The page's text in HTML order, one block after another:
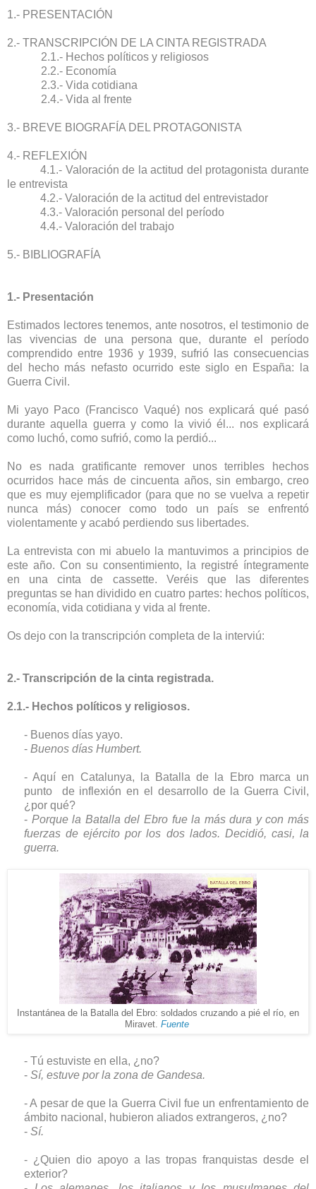
1.- PRESENTACIÓN
2.- TRANSCRIPCIÓN DE LA CINTA REGISTRADA
2.1.- Hechos políticos y religiosos
2.2.- Economía
2.3.- Vida cotidiana
2.4.- Vida al frente
3.- BREVE BIOGRAFÍA DEL PROTAGONISTA
4.- REFLEXIÓN
4.1.- Valoración de la actitud del protagonista durante
le entrevista
4.2.- Valoración de la actitud del entrevistador
4.3.- Valoración personal del período
4.4.- Valoración del trabajo
5.- BIBLIOGRAFÍA
1.- Presentación
Estimados lectores tenemos, ante nosotros, el testimonio de
las vivencias de una persona que, durante el período
comprendido entre 1936 y 1939, sufrió las consecuencias
del hecho más nefasto ocurrido este siglo en España: la
Guerra Civil.
Mi yayo Paco (Francisco Vaqué) nos explicará qué pasó
durante aquella guerra y como la vivió él... nos explicará
como luchó, como sufrió, como la perdió...
No es nada gratificante remover unos terribles hechos
ocurridos hace más de cincuenta años, sin embargo, creo
que es muy ejemplificador (para que no se vuelva a repetir
nunca más) conocer como todo un país se enfrentó
violentamente y acabó perdiendo sus libertades.
La entrevista con mi abuelo la mantuvimos a principios de
este año. Con su consentimiento, la registré íntegramente
en una cinta de cassette. Veréis que las diferentes
preguntas se han dividido en cuatro partes: hechos políticos,
economía, vida cotidiana y vida al frente.
Os dejo con la transcripción completa de la interviú:
2.- Transcripción de la cinta registrada.
2.1.- Hechos políticos y religiosos.
- Buenos días yayo.
- Buenos días Humbert.
- Aquí en Catalunya, la Batalla de la Ebro marca un
punto de inflexión en el desarrollo de la Guerra Civil,
¿por qué?
- Porque la Batalla del Ebro fue la más dura y con más
fuerzas de ejército por los dos lados. Decidió, casi, la
guerra.
Instantánea de la Batalla del Ebro: soldados cruzando a pié el río, en
Miravet. Fuente
- Tú estuviste en ella, ¿no?
- Sí, estuve por la zona de Gandesa.
- A pesar de que la Guerra Civil fue un enfrentamiento de
ámbito nacional, hubieron aliados extrangeros, ¿no?
- Sí.
- ¿Quien dio apoyo a las tropas franquistas desde el
exterior?